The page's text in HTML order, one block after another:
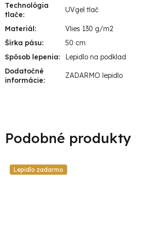
Technológia
tlače:
UVgel tlač
Materiál:
Vlies 130 g/m2
Šírka pásu:
50 cm
Spôsob lepenia:
Lepidlo na podklad
Dodatočné
informácie:
ZADARMO lepidlo
Lepidlo zadarmo